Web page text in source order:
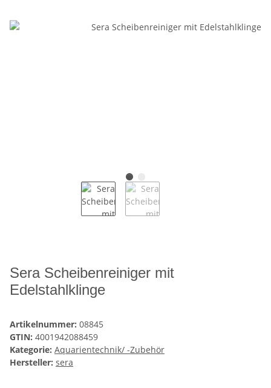
Sera Scheibenreiniger mit
Edelstahlklinge
Artikelnummer: 08845
GTIN: 4001942088459
Kategorie: Aquarientechnik/ -Zubehör
Hersteller: sera